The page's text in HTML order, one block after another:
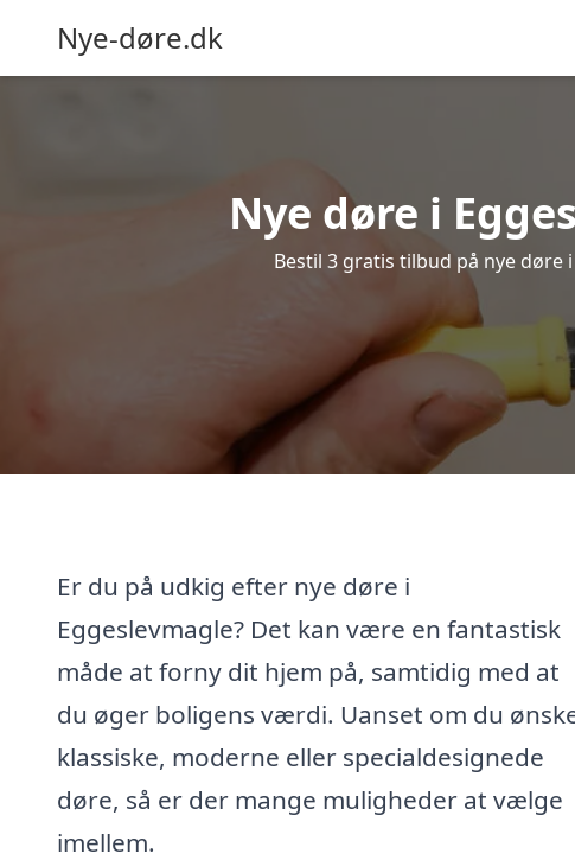
Nye-døre.dk
Nye døre i
Bestil 3 gratis tilbud på nye døre
Er du på udkig efter nye døre i
Eggeslevmagle? Det kan være en fantastisk
måde at forny dit hjem på, samtidig med at
du øger boligens værdi. Uanset om du
klassiske, moderne eller specialdesignede
døre, så er der mange muligheder at vælge
imellem.